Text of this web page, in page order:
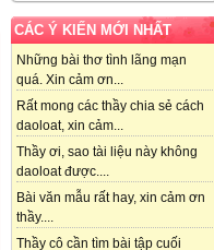
CÁC Ý KIẾN MỚI NHẤT
Những bài thơ tình lãng mạn
quá. Xin cảm ơn...
Rất mong các thầy chia sẻ cách
daoloat, xin cảm...
Thầy ơi, sao tài liệu này không
daoloat được....
Bài văn mẫu rất hay, xin cảm ơn
thầy....
Thầy cô cần tìm bài tập cuối